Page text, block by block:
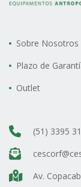
Sobre Nosotros
Plazo de
Outlet
(51) 3395
Av.